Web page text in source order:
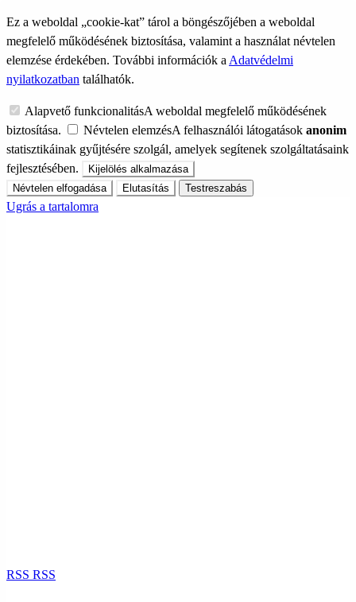
Ez a weboldal „cookie-kat” tárol a böngészőjében a weboldal
megfelelő működésének biztosítása, valamint a használat névtelen
elemzése érdekében. További információk a Adatvédelmi
nyilatkozatban találhatók.
Alapvető funkcionalitásA weboldal megfelelő működésének
biztosítása.
Névtelen elemzésA felhasználói látogatások anonim
statisztikáinak gyűjtésére szolgál, amelyek segítenek szolgáltatásaink
fejlesztésében.
Kijelölés alkalmazása
Névtelen elfogadása
Elutasítás Testreszabás
Ugrás a tartalomra
RSS RSS